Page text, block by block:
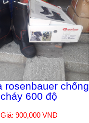
rosenbauer chống
cháy 600 độ
Giá: 900,000 VNĐ